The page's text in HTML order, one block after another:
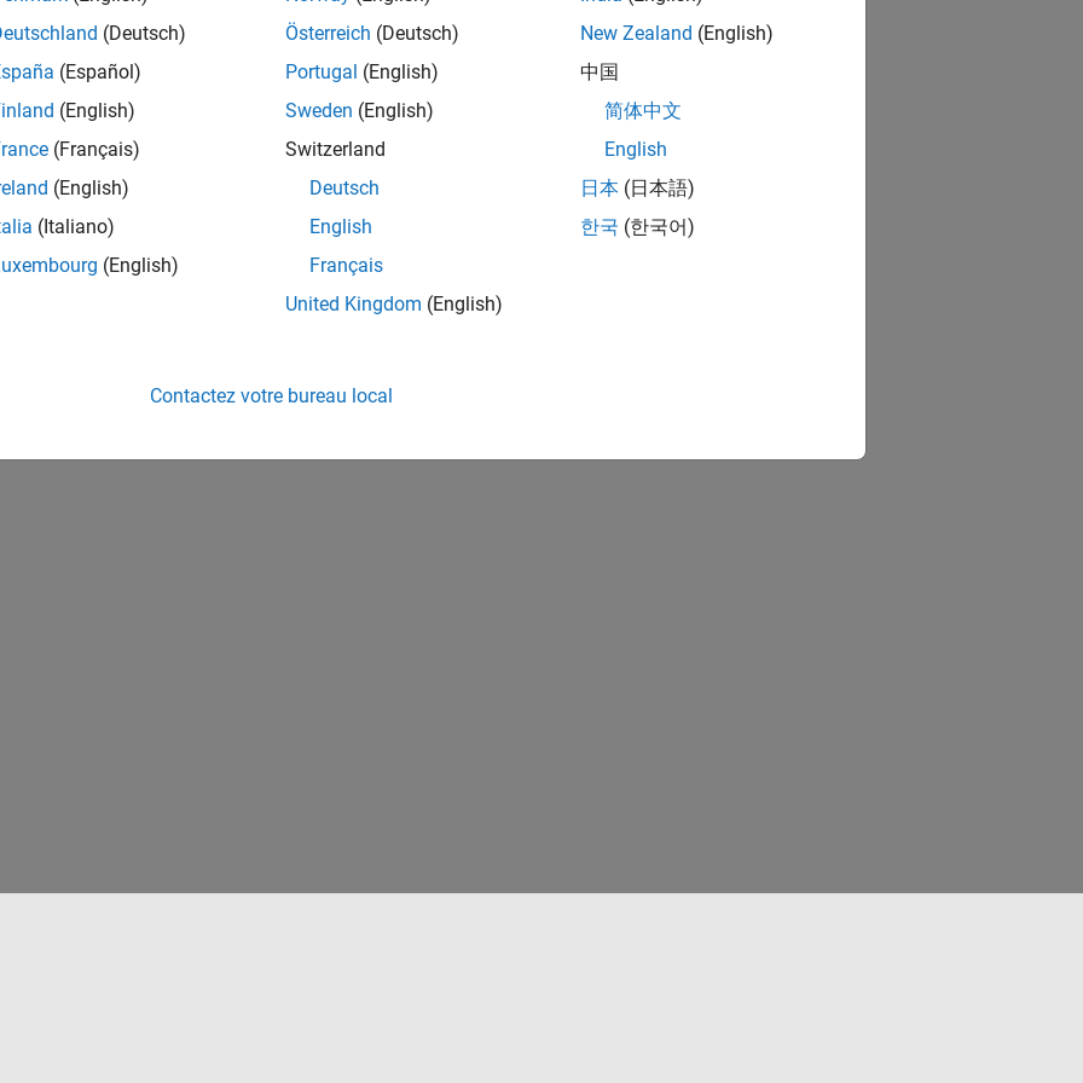
How useful was this information?
(Deutsch)
(Español)
(English)
(Français)
(English)
(Italiano)
(English)
Österreich (Deutsch)
Portugal (English)
Sweden (English)
Switzerland
Deutsch
English
Français
United Kingdom (English)
New Zealand (English)
中国
简体中文
English
日本 (日本語)
한국 (한국어)
Contactez votre bureau local